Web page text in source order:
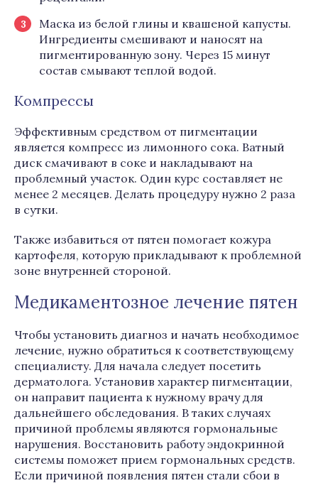
Маска из белой глины и квашеной капусты.
Ингредиенты смешивают и наносят на
пигментированную зону. Через 15 минут
состав смывают теплой водой.
Компрессы
Эффективным средством от пигментации
является компресс из лимонного сока. Ватный
диск смачивают в соке и накладывают на
проблемный участок. Один курс составляет не
менее 2 месяцев. Делать процедуру нужно 2 раза
в сутки.
Также избавиться от пятен помогает кожура
картофеля, которую прикладывают к проблемной
зоне внутренней стороной.
Медикаментозное лечение пятен
Чтобы установить диагноз и начать необходимое
лечение, нужно обратиться к соответствующему
специалисту. Для начала следует посетить
дерматолога. Установив характер пигментации,
он направит пациента к нужному врачу для
дальнейшего обследования. В таких случаях
причиной проблемы являются гормональные
нарушения. Восстановить работу эндокринной
системы поможет прием гормональных средств.
Если причиной появления пятен стали сбои в